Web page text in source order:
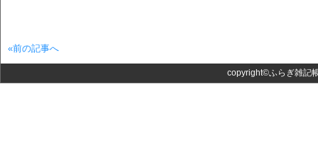
«前の記事へ
copyright©ふらぎ雑記